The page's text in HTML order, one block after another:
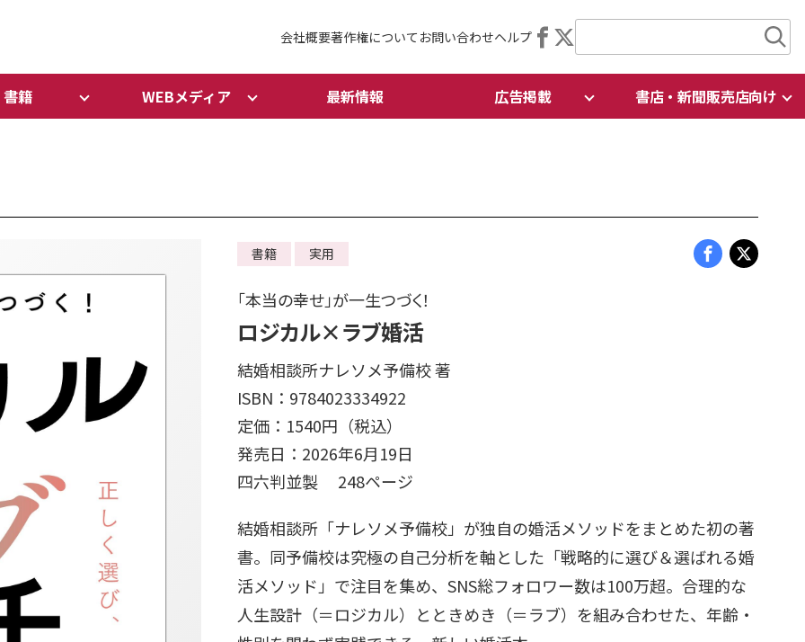
会社概要著作権について お問い合わせヘルプ
書籍 WEBメディア 最新情報 広告掲載 書店・新聞販売店向け
書籍 実用
「本当の幸せ」が一生つづく！
ロジカル×ラブ婚活
結婚相談所ナレソメ予備校 著
ISBN：9784023334922
定価：1540円（税込）
発売日：2026年6月19日
四六判並製 248ページ
結婚相談所「ナレソメ予備校」が独自の婚活メソッドをまとめた初の著
書。同予備校は究極の自己分析を軸とした「戦略的に選び＆選ばれる婚
活メソッド」で注目を集め、SNS総フォロワー数は100万超。合理的な
人生設計（＝ロジカル）とときめき（＝ラブ）を組み合わせた、年齢・